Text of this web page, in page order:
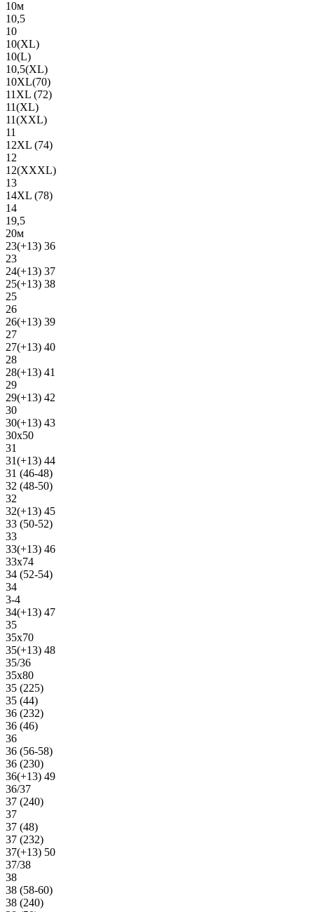
10м
10,5
10
10(XL)
10(L)
10,5(XL)
10XL(70)
11XL (72)
11(XL)
11(XXL)
11
12XL (74)
12
12(ХХХL)
13
14XL (78)
14
19,5
20м
23(+13) 36
23
24(+13) 37
25(+13) 38
25
26
26(+13) 39
27
27(+13) 40
28
28(+13) 41
29
29(+13) 42
30
30(+13) 43
30х50
31
31(+13) 44
31 (46-48)
32 (48-50)
32
32(+13) 45
33 (50-52)
33
33(+13) 46
33х74
34 (52-54)
34
3-4
34(+13) 47
35
35х70
35(+13) 48
35/36
35х80
35 (225)
35 (44)
36 (232)
36 (46)
36
36 (56-58)
36 (230)
36(+13) 49
36/37
37 (240)
37
37 (48)
37 (232)
37(+13) 50
37/38
38
38 (58-60)
38 (240)